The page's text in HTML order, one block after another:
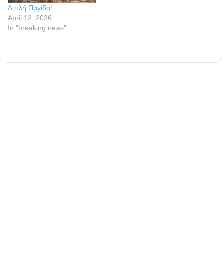
Διπλή Παγίδα!
April 12, 2026
In "breaking news"